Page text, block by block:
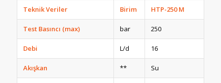
Teknik Veriler Birim HTP-250 M
Test Basıncı (max) bar 250
Debi L/d 16
Akışkan ** Su